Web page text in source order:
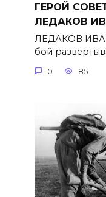
ГЕРОЙ
ЛЕДАКОВ
ЛЕДАКОВ
бой
0 85